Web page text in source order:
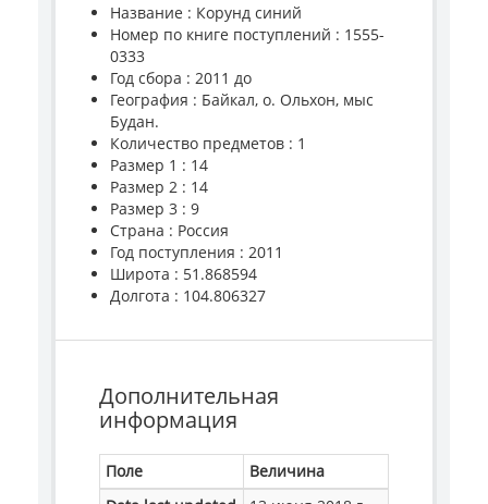
Название : Корунд синий
Номер по книге поступлений : 1555-
0333
Год сбора : 2011 до
География : Байкал, о. Ольхон, мыс
Будан.
Количество предметов : 1
Размер 1 : 14
Размер 2 : 14
Размер 3 : 9
Страна : Россия
Год поступления : 2011
Широта : 51.868594
Долгота : 104.806327
Дополнительная
информация
Поле
Величина